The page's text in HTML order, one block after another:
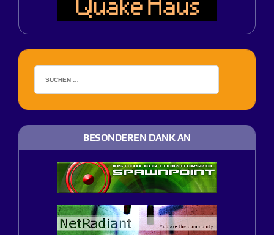
BESONDEREN DANK AN